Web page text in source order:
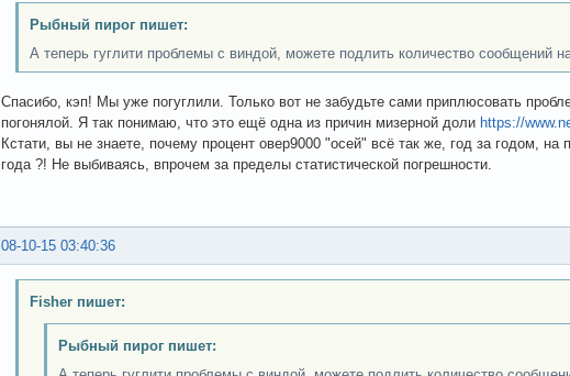
Рыбный пирог пишет:
А теперь гуглити проблемы с виндой, можете подлить количество сообщений
Спасибо, кэп! Мы уже погуглили. Только вот не забудьте сами приплюсовать
погонялой. Я так понимаю, что это ещё одна из причин мизерной доли https://
Кстати, вы не знаете, почему процент овер9000 "осей" всё так же, год за годом, на
года ?! Не выбиваясь, впрочем за пределы статистической погрешности.
08-10-15 03:40:36
Fisher пишет:
Рыбный пирог пишет: